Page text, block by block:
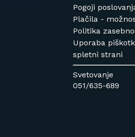
Pogoji
Plačila -
Politika
Uporaba
spletni strani
Svetovanje
051/635-689